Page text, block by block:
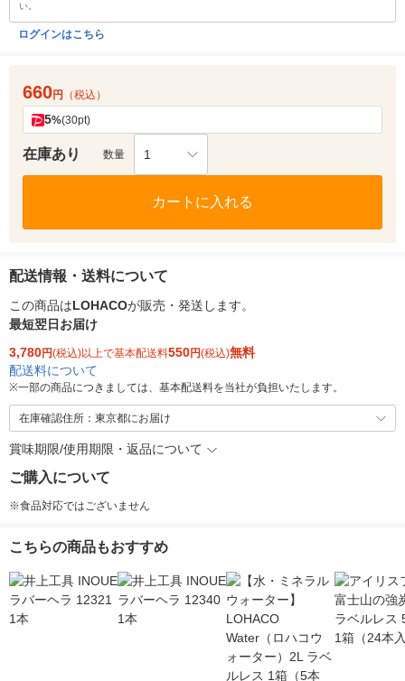
い。
ログインはこちら
660円 （税込）
5%(30pt)
在庫あり 数量 1
カートに入れる
配送情報・送料について
この商品はLOHACOが販売・発送します。
最短翌日お届け
3,780円(税込)以上で基本配送料550円(税込)無料
配送料について
※一部の商品につきましては、基本配送料を当社が負担いたします。
在庫確認住所：東京都にお届け
賞味期限/使用期限・返品について
ご購入について
※食品対応ではございません
こちらの商品もおすすめ